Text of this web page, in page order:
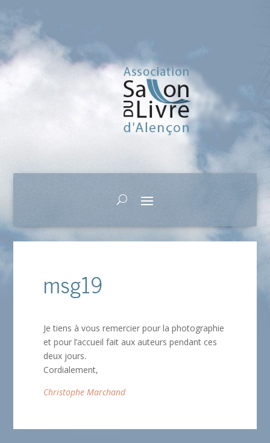
msg19
Je tiens à vous remercier pour la photographie
et pour l’accueil fait aux auteurs pendant ces
deux jours.
Cordialement,
Christophe Marchand